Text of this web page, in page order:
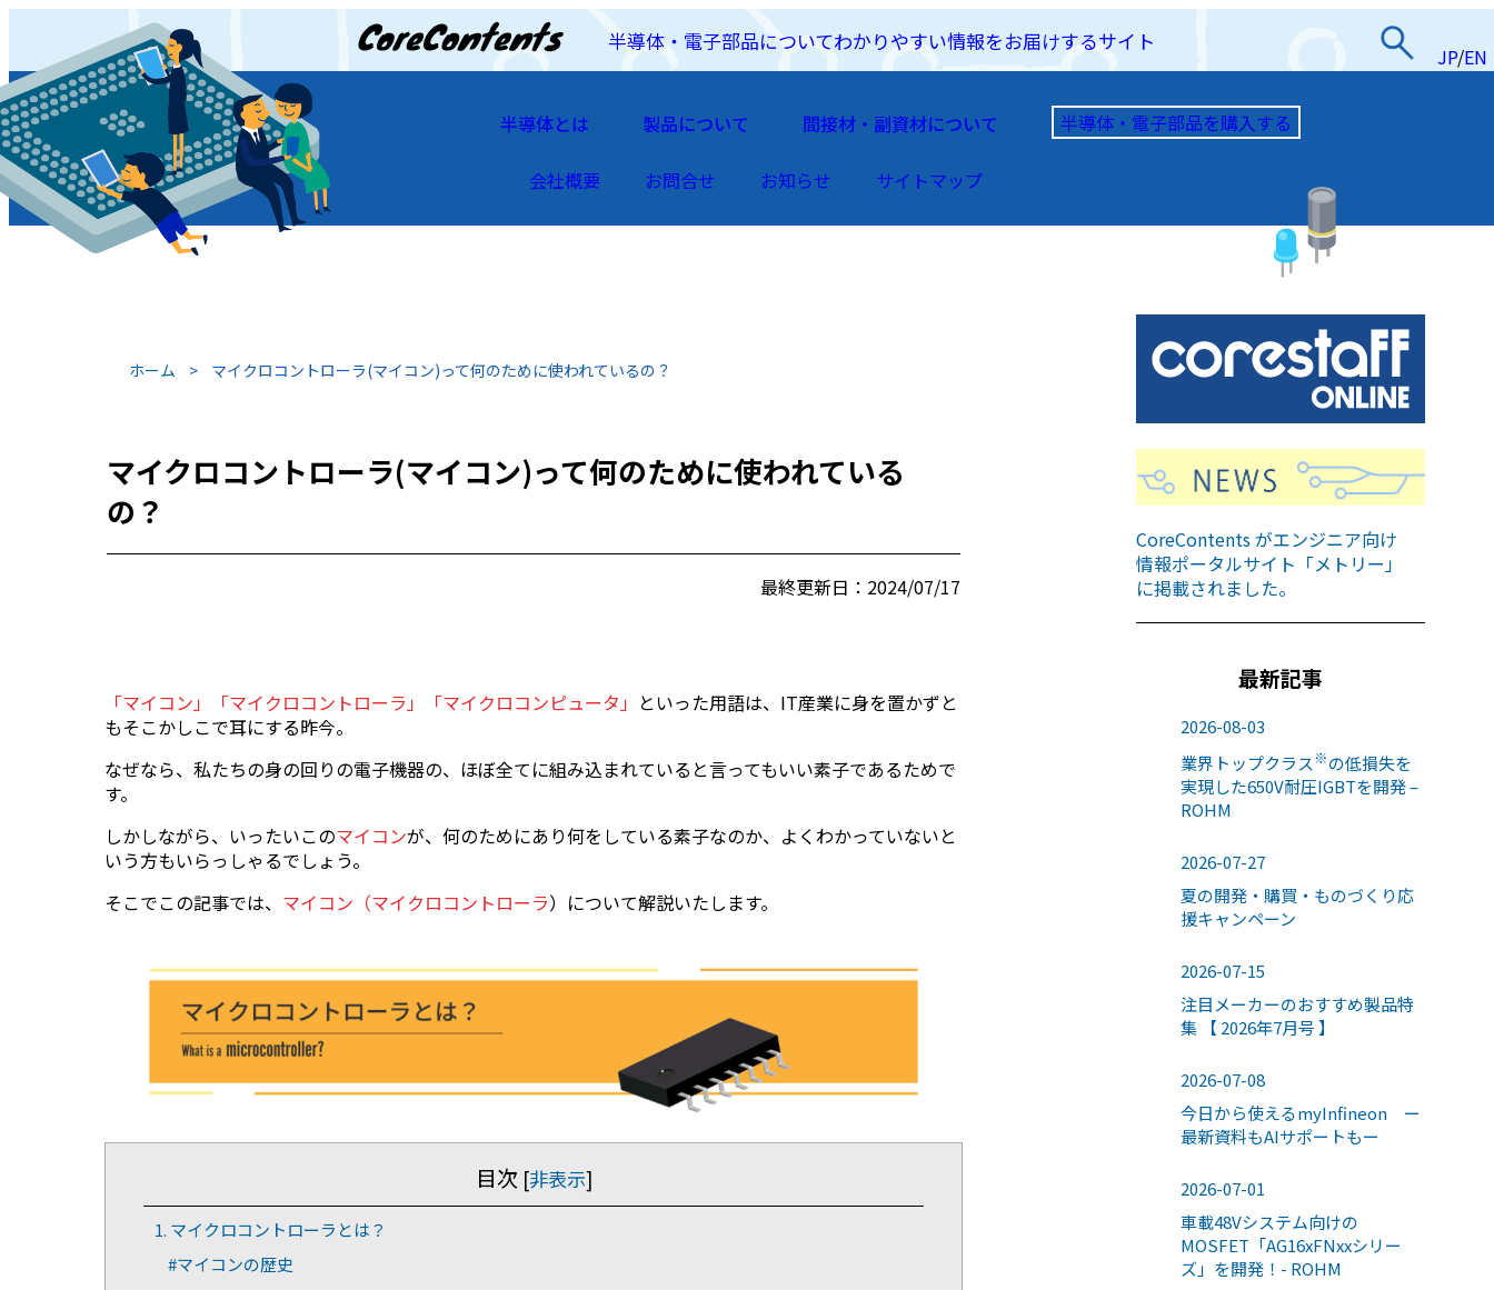
半導体・電子部品についてわかりやすい情報をお届けするサイト
JP/EN
JP/EN
半導体とは 製品について 間接材・副資材について 半導体・電子部品を購入する
会社概要 お問合せ お知らせ サイトマップ
ホーム > マイクロコントローラ(マイコン)って何のために使われているの？
マイクロコントローラ(マイコン)って何のために使われている
の？
最終更新日：2024/07/17
「マイコン」「マイクロコントローラ」「マイクロコンピュータ」 といった用語は、IT産業に身を置かずと
もそこかしこで耳にする昨今。
なぜなら、私たちの身の回りの電子機器の、ほぼ全てに組み込まれていると言ってもいい素子であるためで
す。
しかしながら、いったいこのマイコンが、何のためにあり何をしている素子なのか、よくわかっていないと
いう方もいらっしゃるでしょう。
そこでこの記事では、 マイコン（マイクロコントローラ）について解説いたします。
目次 [非表示]
1. マイクロコントローラとは？
#マイコンの歴史
CoreContents がエンジニア向け
情報ポータルサイト「メトリー」
に掲載されました。
最新記事
2026-08-03
業界トップクラス※の低損失を
実現した650V耐圧IGBTを開発 –
ROHM
2026-07-27
夏の開発・購買・ものづくり応
援キャンペーン
2026-07-15
注目メーカーのおすすめ製品特
集 【 2026年7月号 】
2026-07-08
今日から使えるmyInfineon ー
最新資料もAIサポートもー
2026-07-01
車載48Vシステム向けの
MOSFET「AG16xFNxxシリー
ズ」を開発！- ROHM